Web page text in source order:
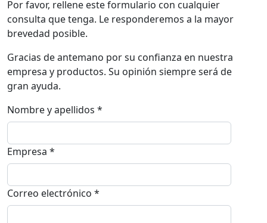
Por favor, rellene este formulario con cualquier
consulta que tenga. Le responderemos a la mayor
brevedad posible.
Gracias de antemano por su confianza en nuestra
empresa y productos. Su opinión siempre será de
gran ayuda.
Nombre y apellidos *
Empresa *
Correo electrónico *